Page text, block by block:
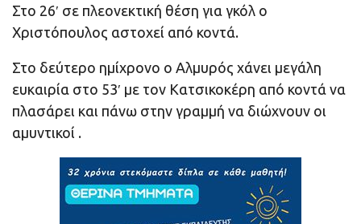
Στο 26′ σε πλεονεκτική θέση για γκόλ ο
Χριστόπουλος αστοχεί από κοντά.
Στο δεύτερο ημίχρονο ο Αλμυρός χάνει μεγάλη
ευκαιρία στο 53′ με τον Κατσικοκέρη από κοντά να
πλασάρει και πάνω στην γραμμή να διώχνουν οι
αμυντικοί .